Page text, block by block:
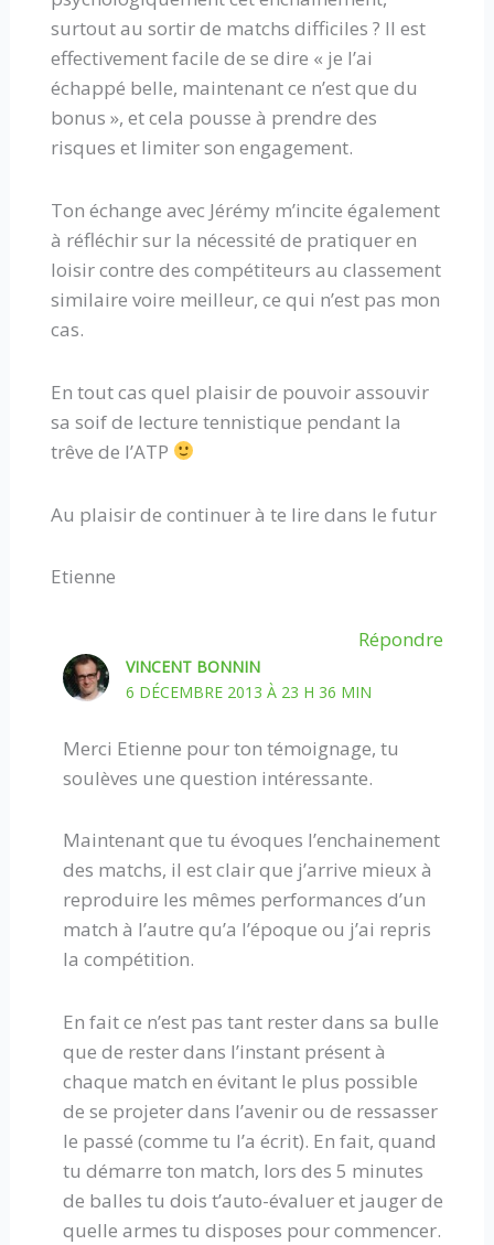
surtout au sortir de matchs difficiles ? Il est
effectivement facile de se dire « je l’ai
échappé belle, maintenant ce n’est que du
bonus », et cela pousse à prendre des
risques et limiter son engagement.
Ton échange avec Jérémy m’incite également
à réfléchir sur la nécessité de pratiquer en
loisir contre des compétiteurs au classement
similaire voire meilleur, ce qui n’est pas mon
cas.
En tout cas quel plaisir de pouvoir assouvir
sa soif de lecture tennistique pendant la
trêve de l’ATP
Au plaisir de continuer à te lire dans le futur
Etienne
Répondre
VINCENT BONNIN
6 DÉCEMBRE 2013 À 23 H 36 MIN
Merci Etienne pour ton témoignage, tu
soulèves une question intéressante.
Maintenant que tu évoques l’enchainement
des matchs, il est clair que j’arrive mieux à
reproduire les mêmes performances d’un
match à l’autre qu’a l’époque ou j’ai repris
la compétition.
En fait ce n’est pas tant rester dans sa bulle
que de rester dans l’instant présent à
chaque match en évitant le plus possible
de se projeter dans l’avenir ou de ressasser
le passé (comme tu l’a écrit). En fait, quand
tu démarre ton match, lors des 5 minutes
de balles tu dois t’auto-évaluer et jauger de
quelle armes tu disposes pour commencer.